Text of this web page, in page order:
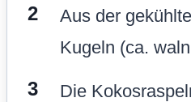
Aus der
Kugeln (ca.
Die